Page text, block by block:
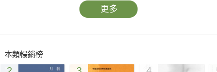
dangerously susceptible to the designs of unscrupulous men.
更多
本類暢銷榜